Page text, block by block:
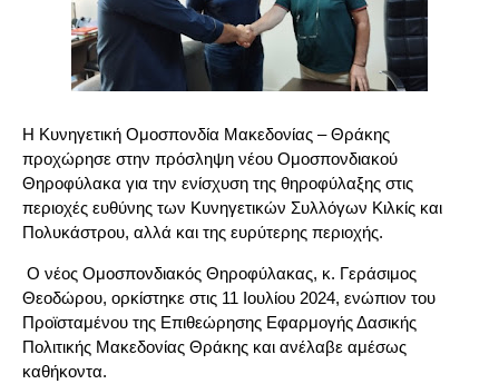
Η Κυνηγετική Ομοσπονδία Μακεδονίας – Θράκης
προχώρησε στην πρόσληψη νέου Ομοσπονδιακού
Θηροφύλακα για την ενίσχυση της θηροφύλαξης στις
περιοχές ευθύνης των Κυνηγετικών Συλλόγων Κιλκίς και
Πολυκάστρου, αλλά και της ευρύτερης περιοχής.
Ο νέος Ομοσπονδιακός Θηροφύλακας, κ. Γεράσιμος
Θεοδώρου, ορκίστηκε στις 11 Ιουλίου 2024, ενώπιον του
Προϊσταμένου της Επιθεώρησης Εφαρμογής Δασικής
Πολιτικής Μακεδονίας Θράκης και ανέλαβε αμέσως
καθήκοντα.